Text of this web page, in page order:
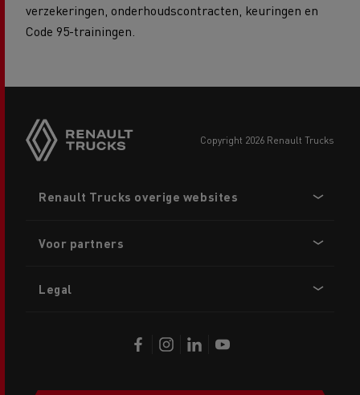
verzekeringen, onderhoudscontracten, keuringen en
Code 95-trainingen.
copyright 2026 Renault Trucks
menu
Renault Trucks overige websites
Voor partners
Legal